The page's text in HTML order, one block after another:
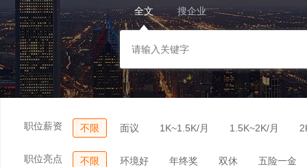
全文 搜企业
职位薪资 不限 面议 1K~1.5K/月 1.5K~2K/月
职位亮点 不限 环境好 年终奖 双休 五险一金